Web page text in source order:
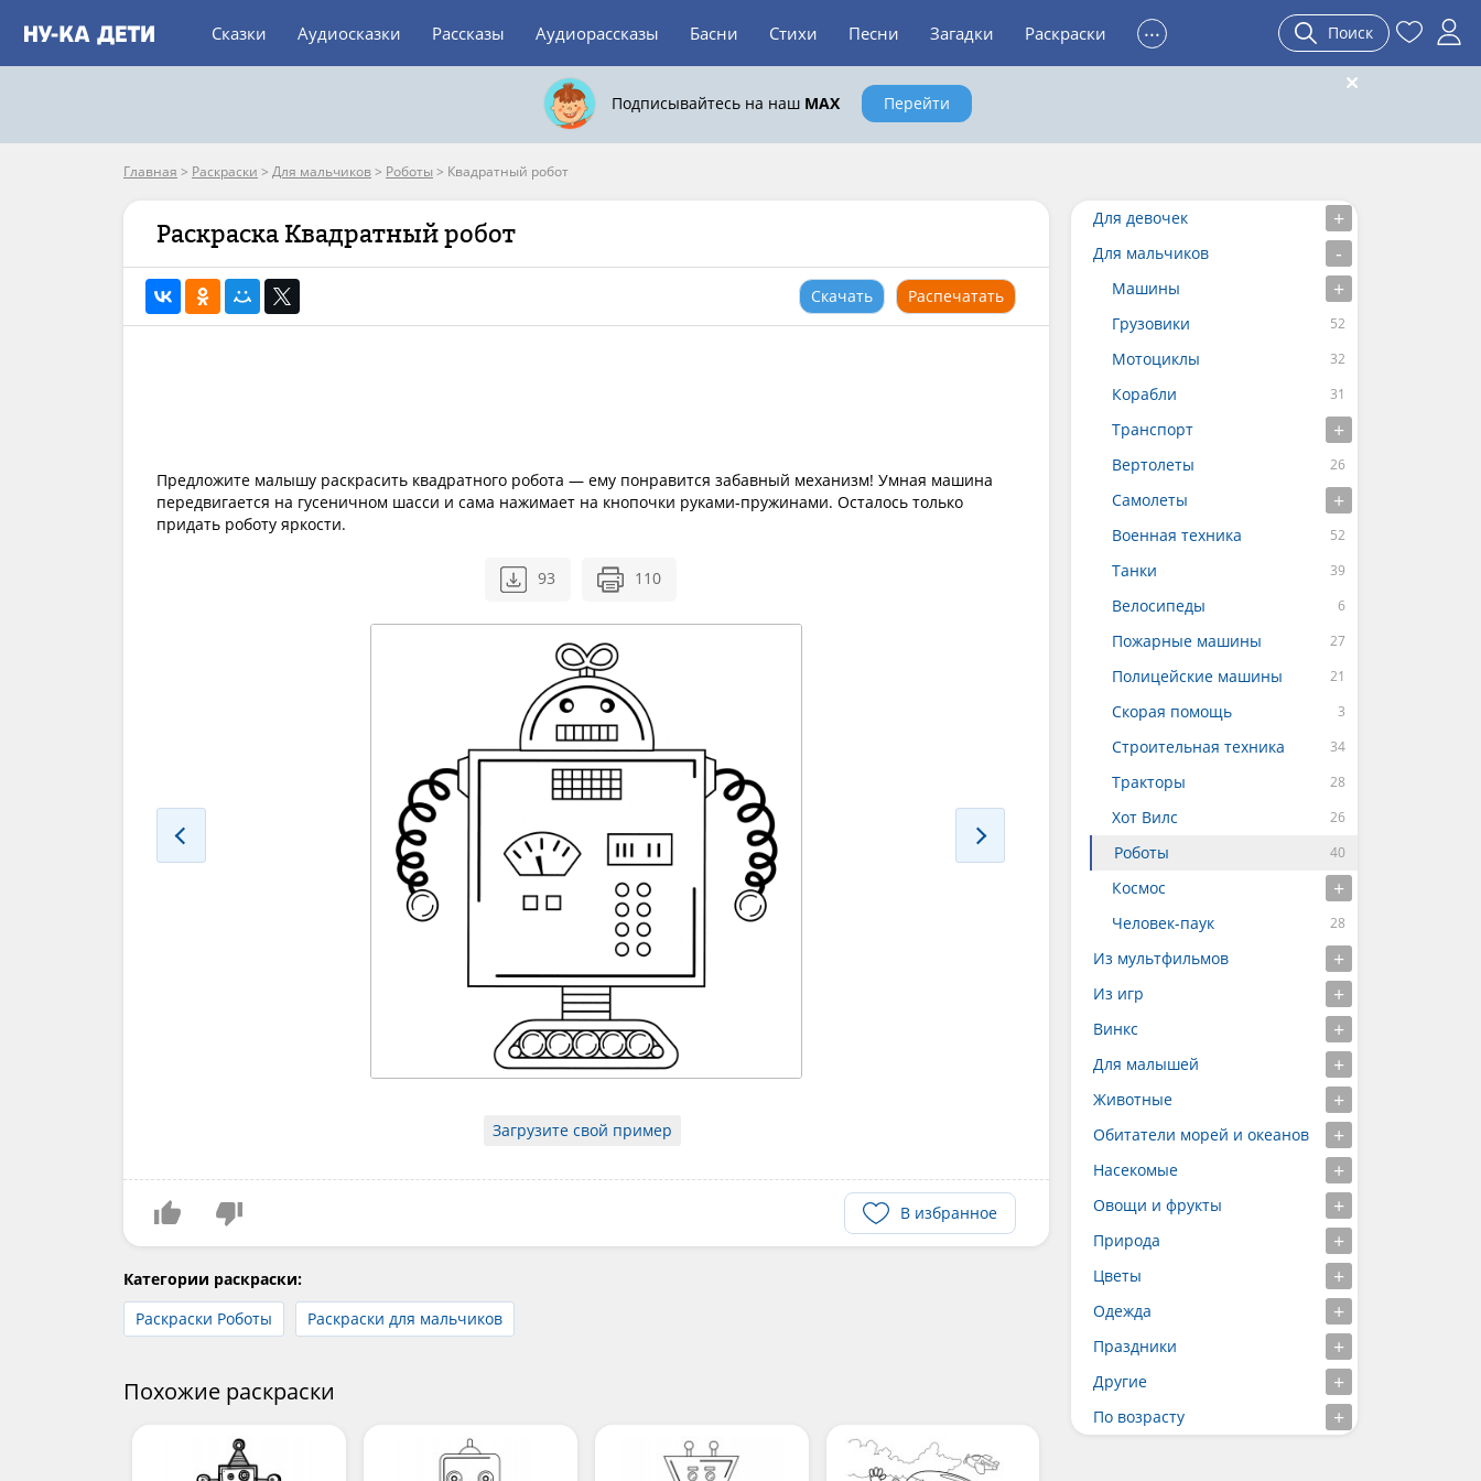
Сказки Аудиосказки Рассказы Аудиорассказы Басни Стихи Песни Загадки Раскраски ... Поиск
Подписывайтесь на наш MAX Перейти
Главная > Раскраски > Для мальчиков> Роботы > Квадратный робот
Раскраска Квадратный робот
Скачать Распечатать
Предложите малышу раскрасить квадратного робота — ему понравится забавный механизм! Умная машина
передвигается на гусеничном шасси и сама нажимает на кнопочки руками-пружинами. Осталось только
придать роботу яркости.
93 110
Загрузите свой пример
В избранное
Категории раскраски:
Раскраски Роботы
Раскраски для мальчиков
Похожие раскраски
Для девочек
Для мальчиков
Машины
Грузовики
Мотоциклы
Корабли
Транспорт
Вертолеты
Самолеты
Военная техника
Танки
Велосипеды
Пожарные машины
Полицейские машины
Скорая помощь
Строительная техника
Тракторы
Хот Вилс
Роботы
Космос
Человек-паук
Из мультфильмов
Из игр
Винкс
Для малышей
Животные
Обитатели морей и океанов
Насекомые
Овощи и фрукты
Природа
Цветы
Одежда
Праздники
Другие
По возрасту